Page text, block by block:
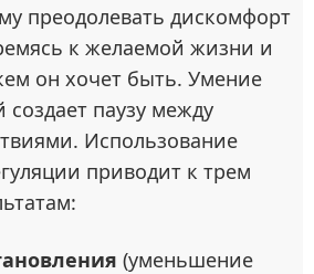
преодолевать дискомфорт
к желаемой жизни и
он хочет быть. Умение
создает паузу между
Использование
приводит к трем
(уменьшение